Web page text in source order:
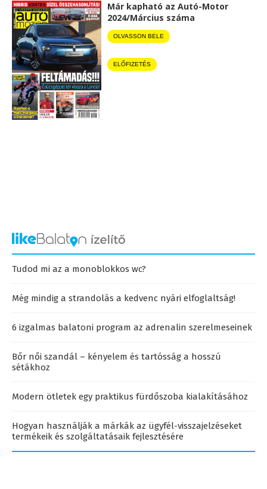
Már kapható az Autó-Motor
2024/Március száma
OLVASSON BELE
ELŐFIZETÉS
Tudod mi az a monoblokkos wc?
Még mindig a strandolás a kedvenc nyári elfoglaltság!
6 izgalmas balatoni program az adrenalin szerelmeseinek
Bőr női szandál – kényelem és tartósság a hosszú
sétákhoz
Modern ötletek egy praktikus fürdőszoba kialakításához
Hogyan használják a márkák az ügyfél-visszajelzéseket
termékeik és szolgáltatásaik fejlesztésére